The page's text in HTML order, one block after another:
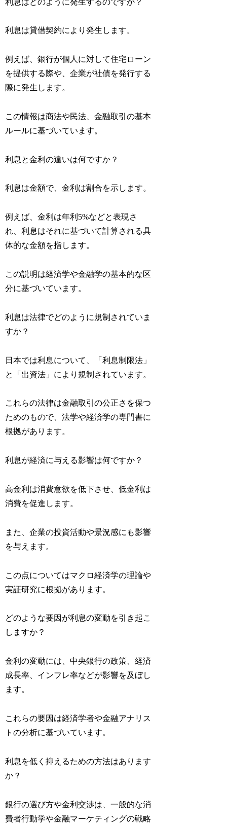
利息は貸借契約により発生します。
例えば、銀行が個人に対して住宅ローン
を提供する際や、企業が社債を発行する
際に発生します。
この情報は商法や民法、金融取引の基本
ルールに基づいています。
利息と金利の違いは何ですか？
利息は金額で、金利は割合を示します。
例えば、金利は年利5%などと表現さ
れ、利息はそれに基づいて計算される具
体的な金額を指します。
この説明は経済学や金融学の基本的な区
分に基づいています。
利息は法律でどのように規制されていま
すか？
日本では利息について、「利息制限法」
と「出資法」により規制されています。
これらの法律は金融取引の公正さを保つ
ためのもので、法学や経済学の専門書に
根拠があります。
利息が経済に与える影響は何ですか？
高金利は消費意欲を低下させ、低金利は
消費を促進します。
また、企業の投資活動や景況感にも影響
を与えます。
この点についてはマクロ経済学の理論や
実証研究に根拠があります。
どのような要因が利息の変動を引き起こ
しますか？
金利の変動には、中央銀行の政策、経済
成長率、インフレ率などが影響を及ぼし
ます。
これらの要因は経済学者や金融アナリス
トの分析に基づいています。
利息を低く抑えるための方法はあります
か？
銀行の選び方や金利交渉は、一般的な消
費者行動学や金融マーケティングの戦略